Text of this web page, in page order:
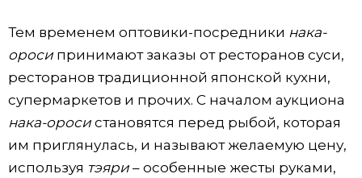
Тем временем оптовики-посредники нака-
оросипринимают заказы от ресторанов суси,
ресторанов традиционной японской кухни,
супермаркетов и прочих. С началом аукциона
нака-оросистановятся перед рыбой, которая
им приглянулась, и называют желаемую цену,
используя тэяри– особенные жесты руками,